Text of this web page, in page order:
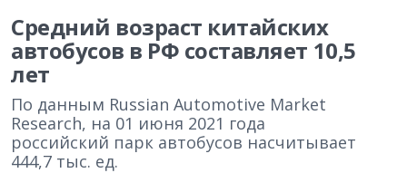
Средний возраст китайских
автобусов в РФ составляет 10,5
лет
По данным Russian Automotive Market
Research, на 01 июня 2021 года
российский парк автобусов насчитывает
444,7 тыс. ед.